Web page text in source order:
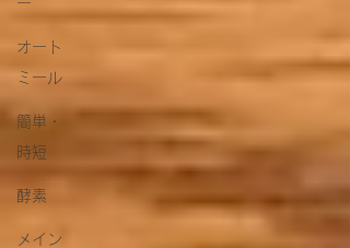
ー
オート
ミール
簡単・
時短
酵素
メイン